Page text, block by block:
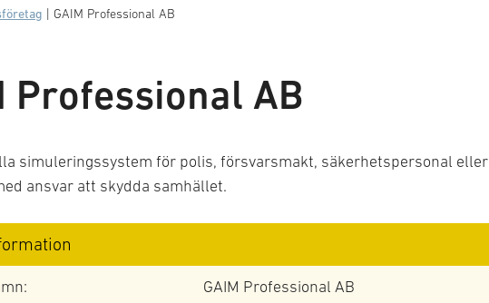
GAIM Professional AB
Professional AB
simuleringssystem för polis, försvarsmakt, säkerhetspersonal eller
ansvar att skydda samhället.
GAIM Professional AB